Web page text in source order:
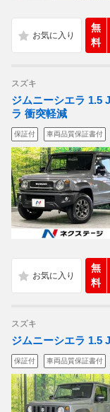
無
料
スズキ
ジムニーシエラ 1.5
ラ 衝突軽減
保証付 車両品質保証書付
無
料
スズキ
ジムニーシエラ 1.5
保証付 車両品質保証書付